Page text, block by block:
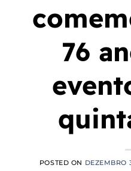
76
POSTED ON DEZEMBRO